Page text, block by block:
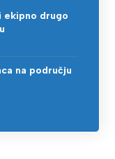
ekipno drugo
na području